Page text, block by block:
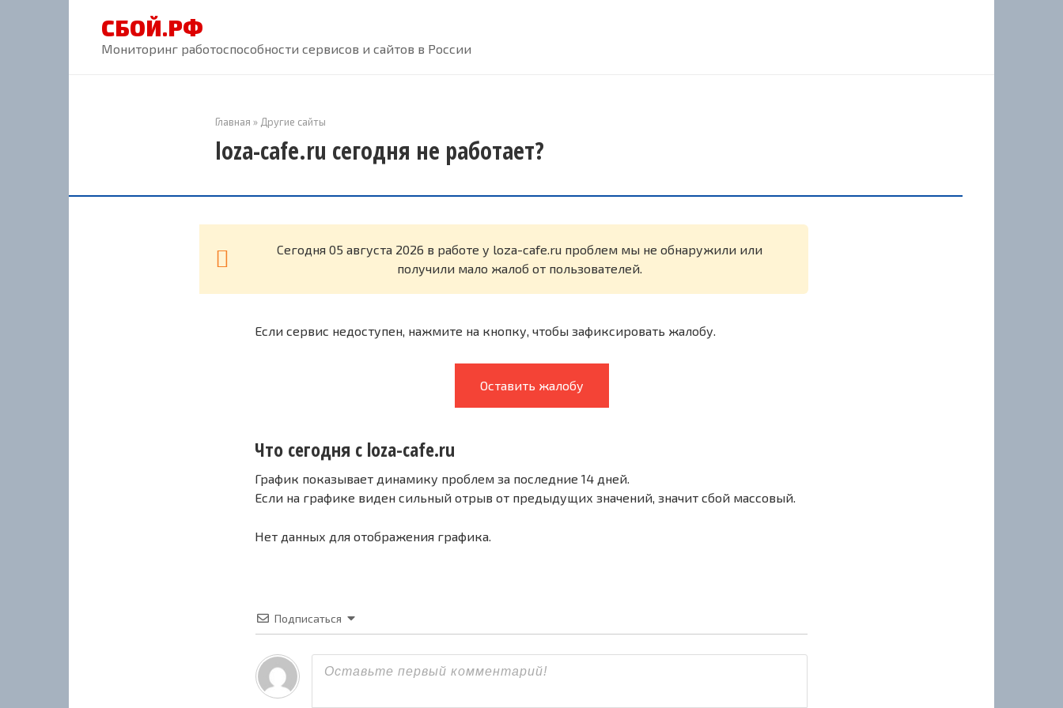
СБОЙ.РФ
Мониторинг работоспособности сервисов и сайтов в России
Главная » Другие сайты
loza-cafe.ru сегодня не работает?
Cегодня 05 августа 2026 в работе у loza-cafe.ru проблем мы не обнаружили или
получили мало жалоб от пользователей.
Если сервис недоступен, нажмите на кнопку, чтобы зафиксировать жалобу.
Оставить жалобу
Что сегодня с loza-cafe.ru
График показывает динамику проблем за последние 14 дней.
Если на графике виден сильный отрыв от предыдущих значений, значит сбой массовый.
Нет данных для отображения графика.
Подписаться